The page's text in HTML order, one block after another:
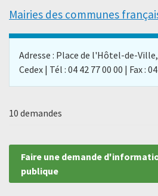
Mairies des communes
Adresse : Place de l'Hôtel-de-
Cedex | Tél : 04 42 77 00 00 | Fax :
10 demandes
Faire une demande
publique